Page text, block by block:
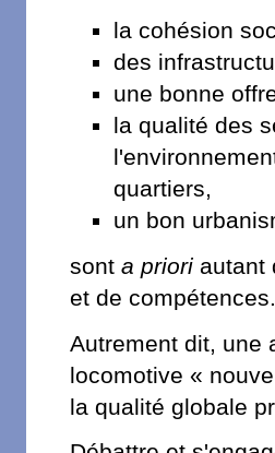
la cohésion
des
une bonne
la qualité des
quartiers,
un bon
sont a priori autant
et de compétences.
Autrement dit, une
locomotive «
la qualité globale